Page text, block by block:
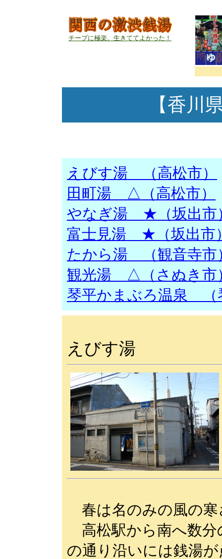
チープに極楽。生きててよかった！
【香川
えびす湯 （高松市）
田町湯 △（高松市）
やなぎ湯 ★（坂出市
富士見湯 ★（坂出市
たから湯 （観音寺市
観光湯 △（さぬき市
琴平かまぶろ温泉 （
えびす湯
春は名のみの風の寒
高松駅から南へ数分
の通り沿いには銭湯